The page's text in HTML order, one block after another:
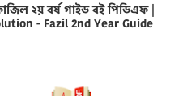
২য় বর্ষ গাইড বই পিডিএফ |
- Fazil 2nd Year Guide